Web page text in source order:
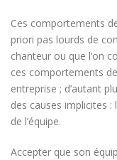
Ces comportements
priori pas lourds de
chanteur ou que l’on
ces comportements
entreprise ; d’autant
des causes implicites :
de l’équipe.
Accepter que son